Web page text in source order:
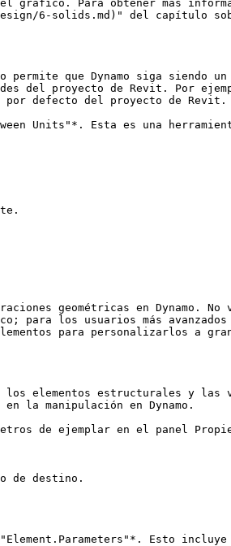
gráfico. Para obtener más
design/6-solids.md)" del capítulo
que Dynamo siga siendo
del proyecto de Revit. Por
por defecto del proyecto de
Units"*. Esta es una
geométricas en Dynamo. No
los usuarios más
para personalizarlos a
los elementos estructurales y
la manipulación en Dynamo.
de ejemplar en el panel
de destino.
Esto